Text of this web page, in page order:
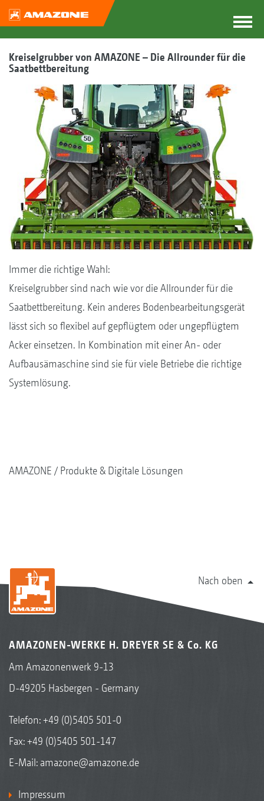
Kreiselgrubber von AMAZONE – Die Allrounder für die
Saatbettbereitung
Immer die richtige Wahl:
Kreiselgrubber sind nach wie vor die Allrounder für die
Saatbettbereitung. Kein anderes Bodenbearbeitungsgerät
lässt sich so flexibel auf gepflügtem oder ungepflügtem
Acker einsetzen. In Kombination mit einer An- oder
Aufbausämaschine sind sie für viele Betriebe die richtige
Systemlösung.
AMAZONE Produkte & Digitale Lösungen
Nach oben
AMAZONEN-WERKE H. DREYER SE & Co. KG
Am Amazonenwerk 9-13
D-49205 Hasbergen - Germany
Telefon:+49 (0)5405 501-0
Fax: +49 (0)5405 501-147
E-Mail: amazone@amazone.de
Impressum